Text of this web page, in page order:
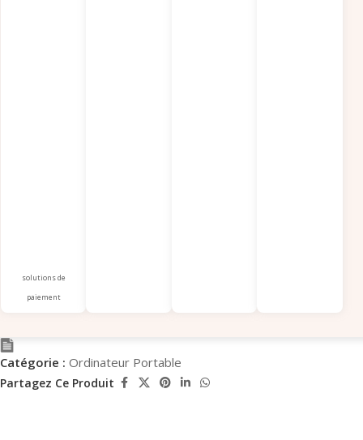
solutions de
paiement
Catégorie : Ordinateur Portable
Partagez Ce Produit